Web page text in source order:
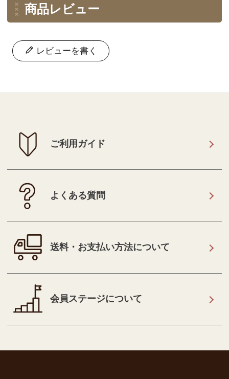
商品レビュー
レビューを書く
ご利用ガイド
よくある質問
送料・お支払い方法について
会員ステージについて